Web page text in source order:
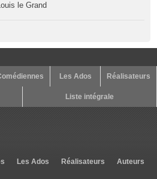
le Grand
Les Ados Réalisateurs
Liste intégrale
Les Ados Réalisateurs Auteurs